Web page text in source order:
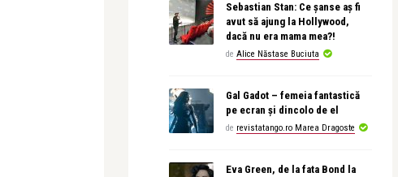
Sebastian Stan: Ce șanse aș fi
avut să ajung la Hollywood,
dacă nu era mama mea?!
de Alice Năstase Buciuta
Gal Gadot – femeia fantastică
pe ecran și dincolo de el
de revistatango.ro Marea Dragoste
Eva Green, de la fata Bond la